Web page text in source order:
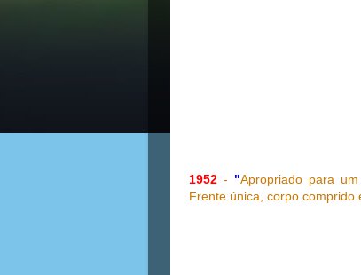
1952 - "Apropriado para
Frente única, corpo comprido